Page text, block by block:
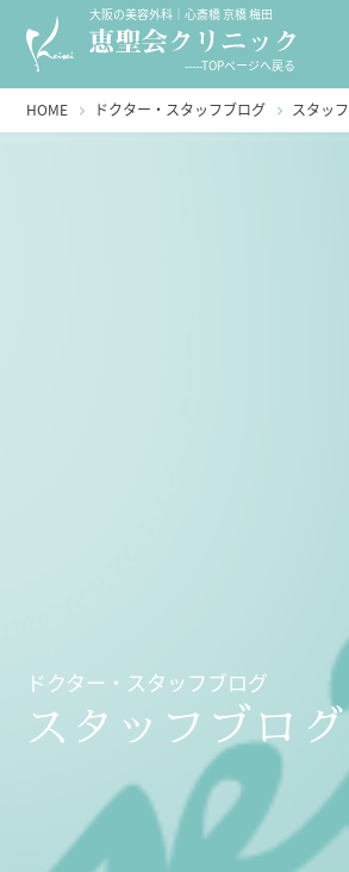
大阪の美容外科｜心斎橋 京橋 梅田
-----TOPページへ戻る
HOME ドクター・スタッフブログ スタッフ
ドクター・スタッフブログ
スタッフブログ